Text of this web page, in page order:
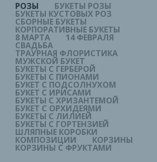
РОЗЫ БУКЕТЫ РОЗЫ
БУКЕТЫ КУСТОВЫХ РОЗ
СБОРНЫЕ БУКЕТЫ
КОРПОРАТИВНЫЕ БУКЕТЫ
8 МАРТА 14 ФЕВРАЛЯ
СВАДЬБА
ТРАУРНАЯ ФЛОРИСТИКА
МУЖСКОЙ БУКЕТ
БУКЕТЫ С ГЕРБЕРОЙ
БУКЕТЫ С ПИОНАМИ
БУКЕТ С ПОДСОЛНУХОМ
БУКЕТ С ИРИСАМИ
БУКЕТЫ С ХРИЗАНТЕМОЙ
БУКЕТ С ОРХИДЕЯМИ
БУКЕТЫ С ЛИЛИЕЙ
БУКЕТЫ С ГОРТЕНЗИЕЙ
ШЛЯПНЫЕ КОРОБКИ
КОМПОЗИЦИИ КОРЗИНЫ
КОРЗИНЫ С ФРУКТАМИ